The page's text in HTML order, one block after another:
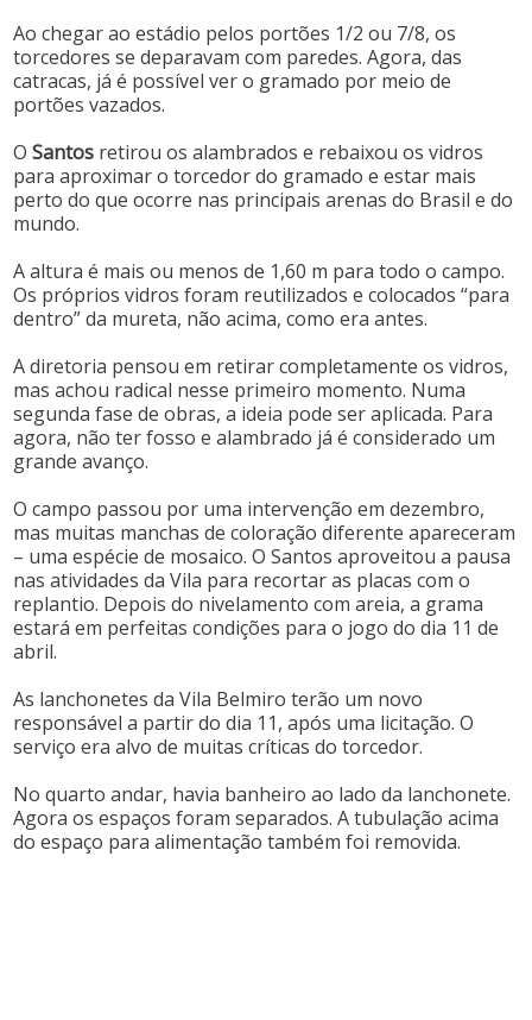
Ao chegar ao estádio pelos portões 1/2 ou 7/8, os
torcedores se deparavam com paredes. Agora, das
catracas, já é possível ver o gramado por meio de
portões vazados.
OSantos retirou os alambrados e rebaixou os vidros
para aproximar o torcedor do gramado e estar mais
perto do que ocorre nas principais arenas do Brasil e do
mundo.
A altura é mais ou menos de 1,60 m para todo o campo.
Os próprios vidros foram reutilizados e colocados “para
dentro” da mureta, não acima, como era antes.
A diretoria pensou em retirar completamente os vidros,
mas achou radical nesse primeiro momento. Numa
segunda fase de obras, a ideia pode ser aplicada. Para
agora, não ter fosso e alambrado já é considerado um
grande avanço.
O campo passou por uma intervenção em dezembro,
mas muitas manchas de coloração diferente apareceram
– uma espécie de mosaico. O Santos aproveitou a pausa
nas atividades da Vila para recortar as placas com o
replantio. Depois do nivelamento com areia, a grama
estará em perfeitas condições para o jogo do dia 11 de
abril.
As lanchonetes da Vila Belmiro terão um novo
responsável a partir do dia 11, após uma licitação. O
serviço era alvo de muitas críticas do torcedor.
No quarto andar, havia banheiro ao lado da lanchonete.
Agora os espaços foram separados. A tubulação acima
do espaço para alimentação também foi removida.